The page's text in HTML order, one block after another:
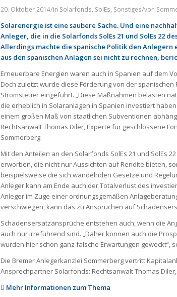
20. Oktober 2014/in Solarfonds SolEs Sonstiges/von
Solarenergie ist eine saubere Sache. Und eine
Anleger, die in die Solarfonds SolEs 21 und SolEs 22
Allerdings machte die spanische Politik den Anlegern
aus den spanischen Anlagen sei nicht zu rechnen,
Erneuerbare Energien waren auch in Spanien auf dem
Doch zuletzt wurde diese Förderung von der
Stromsteuer eingeführt. „Diese Maßnahmen belasten
die erheblich in Solaranlagen in Spanien investiert
einem großen Maß von staatlichen Subventionen
Rechtsanwalt Thomas Diler, Experte für geschlossene
Sommerberg.
Mit den Anteilen an den Solarfonds SolEs 21 und SolEs
erworben, die nicht nur Aussichten auf Rendite bieten,
beispielsweise die sich wandelnden Gesetze und
Anleger kann am Ende auch der Totalverlust des
Anleger im Zuge einer ordnungsgemäßen
verschwiegen, kann das zu Ansprüchen auf
Schadensersatzansprüche entstehen auch, wenn die
auch nur irreführend sind. „Daher können auch die
wurden hier schon ganz falsche Erwartungen geweckt“,
Die Bremer Anlegerkanzlei Sommerberg vertritt
Ansprechpartner Solarfonds: Rechtsanwalt Thomas Diler,
Mehr Informationen zum Thema